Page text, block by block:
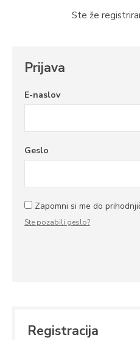
Ste že
Prijava
E-naslov
Geslo
Zapomni si me do
Ste pozabili geslo?
Registracija